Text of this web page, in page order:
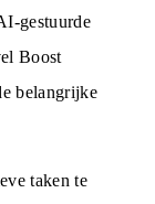
gestuurde
Boost
belangrijke
taken te